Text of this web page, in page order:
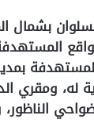
بشمال
له، ومقري
الناظور،